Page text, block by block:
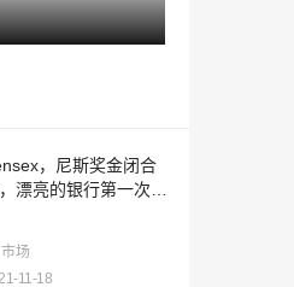
炭assetsabroad
，但可能的opec削
，尼斯奖金闭合
漂亮的银行第一次缺
市场
11-18